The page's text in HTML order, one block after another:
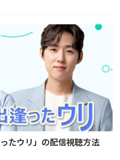
たウリ」の配信視聴方法